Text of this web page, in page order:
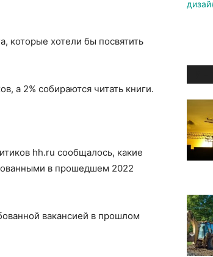
которые хотели бы посвятить
а 2% собираются читать книги.
hh.ru сообщалось, какие
в прошедшем 2022
вакансией в прошлом